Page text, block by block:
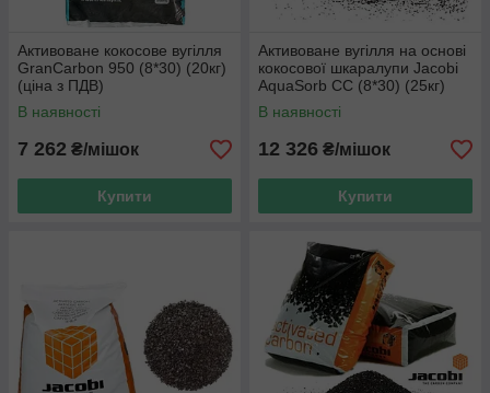
Активоване кокосове вугілля
GranCarbon 950 (8*30) (20кг)
(ціна з ПДВ)
В наявності
7 262 ₴/мішок
Купити
Активоване вугілля на основі
кокосової шкаралупи Jacobi
AquaSorb CС (8*30) (25кг)
(ціна з ПДВ)
В наявності
12 326 ₴/мішок
Купити